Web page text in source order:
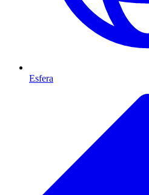
Esfera